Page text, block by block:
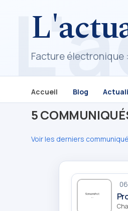
Facture électronique
Accueil Blog
5
Voir les derniers